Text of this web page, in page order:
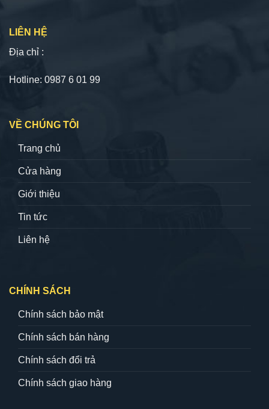
LIÊN HỆ
Địa chỉ :
Hotline: 0987 6 01 99
VỀ CHÚNG TÔI
Trang chủ
Cửa hàng
Giới thiệu
Tin tức
Liên hệ
CHÍNH SÁCH
Chính sách bảo mật
Chính sách bán hàng
Chính sách đổi trả
Chính sách giao hàng